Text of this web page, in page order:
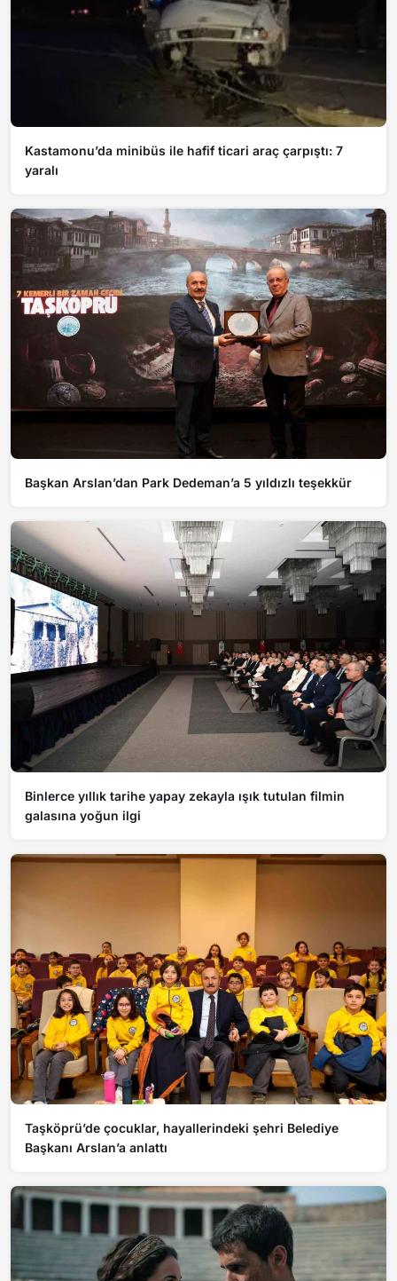
Kastamonu’da minibüs ile hafif ticari araç çarpıştı: 7
yaralı
Başkan Arslan’dan Park Dedeman’a 5 yıldızlı teşekkür
Binlerce yıllık tarihe yapay zekayla ışık tutulan filmin
galasına yoğun ilgi
Taşköprü’de çocuklar, hayallerindeki şehri Belediye
Başkanı Arslan’a anlattı